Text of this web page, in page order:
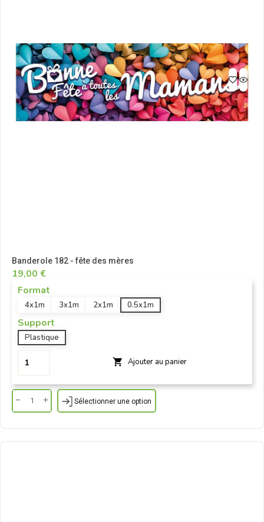
Banderole 182 - fête des mères
19,00 €
Format
4x1m 3x1m 2x1m 0.5x1m
Support
Plastique
 Ajouter au panier
Sélectionner une option